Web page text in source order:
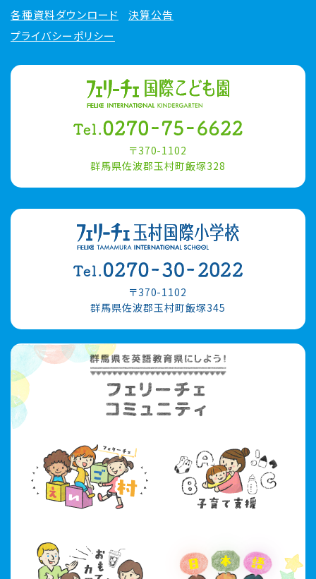
プライバシーポリシー
各種資料ダウンロード
決算公告
〒370-1102
群馬県佐波郡玉村町飯塚328
〒370-1102
群馬県佐波郡玉村町飯塚345